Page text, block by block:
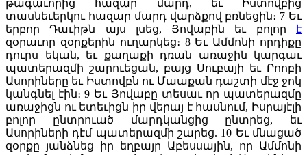
թագաւորից հազար մարդ, եւ Իստովբից
տասնեւերկու հազար մարդ վարձքով բռնեցին։ 7 Եւ
երբոր Դաւիթն այս լսեց, Յովաբին եւ բոլոր
է
զօրաւոր զօրքերին ուղարկեց։ 8 Եւ Ամմոնի որդիքը
դուրս եկան, եւ քաղաքի դռան առաջին կարգաւ
պատերազմի շարուեցան, բայց Սուբայի եւ Րոոբի
Ասորիները եւ Իստովբն ու Մաաքան դաշտի մէջ ջոկ
կանգնել էին։9 Եւ Յովաբը տեսաւ որ պատերազմը
առաջիցն ու ետեւիցն իր վերայ է հասնում, Իսրայէլի
բոլոր ընտրուած մարդկանցից ընտրեց, եւ
Ասորիների դէմ պատերազմի շարեց. 10 Եւ մնացած
զօրքը յանձնեց իր եղբայր Աբեսսային, որ Ամմոնի